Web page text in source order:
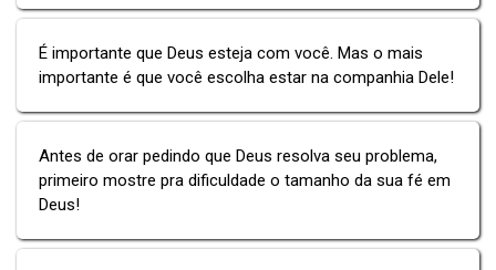
É importante que Deus esteja com você. Mas o mais
importante é que você escolha estar na companhia Dele!
Antes de orar pedindo que Deus resolva seu problema,
primeiro mostre pra dificuldade o tamanho da sua fé em
Deus!